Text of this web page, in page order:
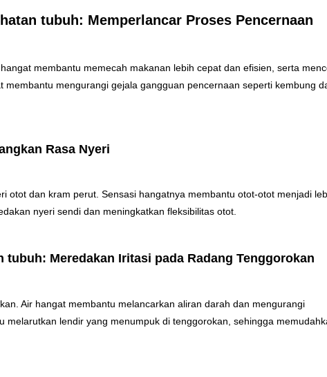
tubuh: Memperlancar Proses Pencernaan
membantu memecah makanan lebih cepat dan efisien, serta
mengurangi gejala gangguan pencernaan seperti kembung
Rasa Nyeri
dan kram perut. Sensasi hangatnya membantu otot-otot menjadi
nyeri sendi dan meningkatkan fleksibilitas otot.
Meredakan Iritasi pada Radang Tenggorokan
Air hangat membantu melancarkan aliran darah dan mengurangi
lendir yang menumpuk di tenggorokan, sehingga